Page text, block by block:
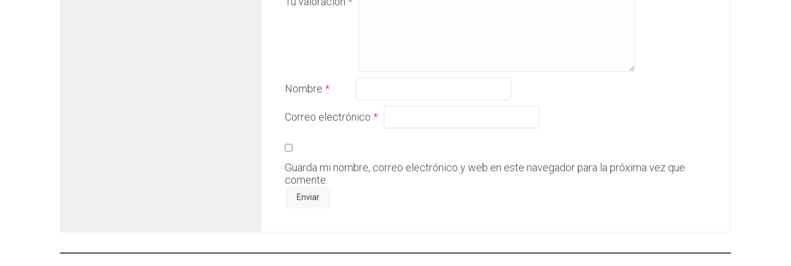
Nombre*
Correo electrónico*
Guarda mi nombre, correo electrónico y web en este navegador para la próxima vez que
comente.